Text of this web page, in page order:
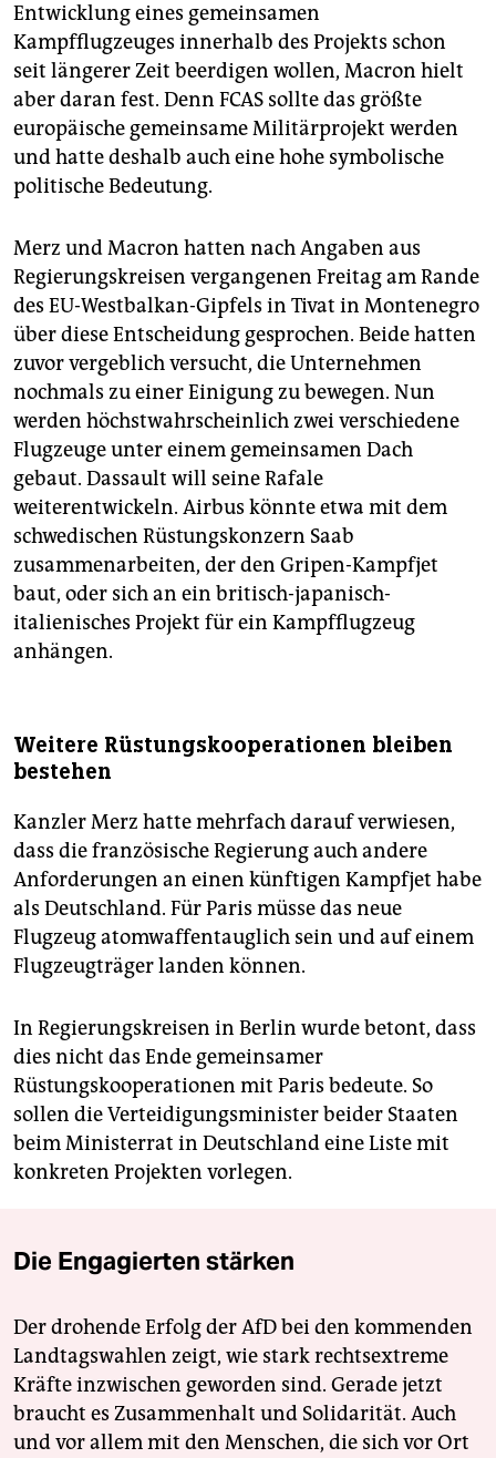
Entwicklung eines gemeinsamen
Kampfflugzeuges innerhalb des Projekts schon
seit längerer Zeit beerdigen wollen, Macron hielt
aber daran fest. Denn FCAS sollte das größte
europäische gemeinsame Militärprojekt werden
und hatte ‌deshalb auch eine hohe symbolische
politische Bedeutung.
Merz und Macron hatten nach Angaben aus
Regierungskreisen vergangenen Freitag am Rande
des EU-Westbalkan-Gipfels in Tivat in Montenegro
über diese Entscheidung gesprochen. Beide hatten
zuvor vergeblich versucht, ⁠die Unternehmen
nochmals zu einer Einigung zu bewegen. Nun
werden höchstwahrscheinlich zwei verschiedene
Flugzeuge unter einem gemeinsamen Dach
gebaut. Dassault will seine Rafale
weiterentwickeln. Airbus könnte etwa mit dem
schwedischen Rüstungskonzern Saab
zusammenarbeiten, der den Gripen-Kampfjet
baut, ‌oder sich an ‌ein britisch-japanisch-
italienisches Projekt für ein Kampfflugzeug
anhängen.
Weitere Rüstungskooperationen bleiben
bestehen
Kanzler Merz hatte mehrfach darauf verwiesen,
⁠dass die französische Regierung auch andere
Anforderungen an einen künftigen Kampfjet habe
als Deutschland. Für Paris müsse das neue
Flugzeug atomwaffentauglich sein und auf ‌einem
Flugzeugträger landen können.
In Regierungskreisen in Berlin wurde ‌betont, dass
dies nicht das Ende gemeinsamer
Rüstungskooperationen mit Paris bedeute. So
sollen die Verteidigungsminister beider Staaten
beim Ministerrat in Deutschland eine Liste mit
‌konkreten Projekten vorlegen.
Die Engagierten stärken
Der drohende Erfolg der AfD bei den kommenden
Landtagswahlen zeigt, wie stark rechtsextreme
Kräfte inzwischen geworden sind. Gerade jetzt
braucht es Zusammenhalt und Solidarität. Auch
und vor allem mit den Menschen, die sich vor Ort